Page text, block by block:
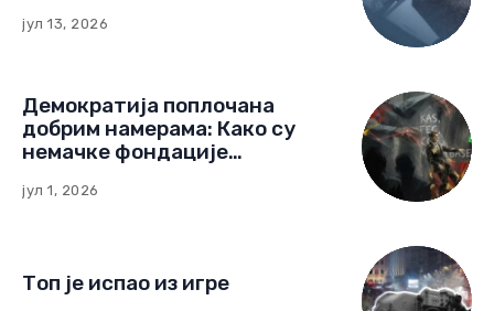
јул 13, 2026
Демократија поплочана
добрим намерама: Како су
немачке фондације
Црној Гори
јул 1, 2026
Топ је испао из игре